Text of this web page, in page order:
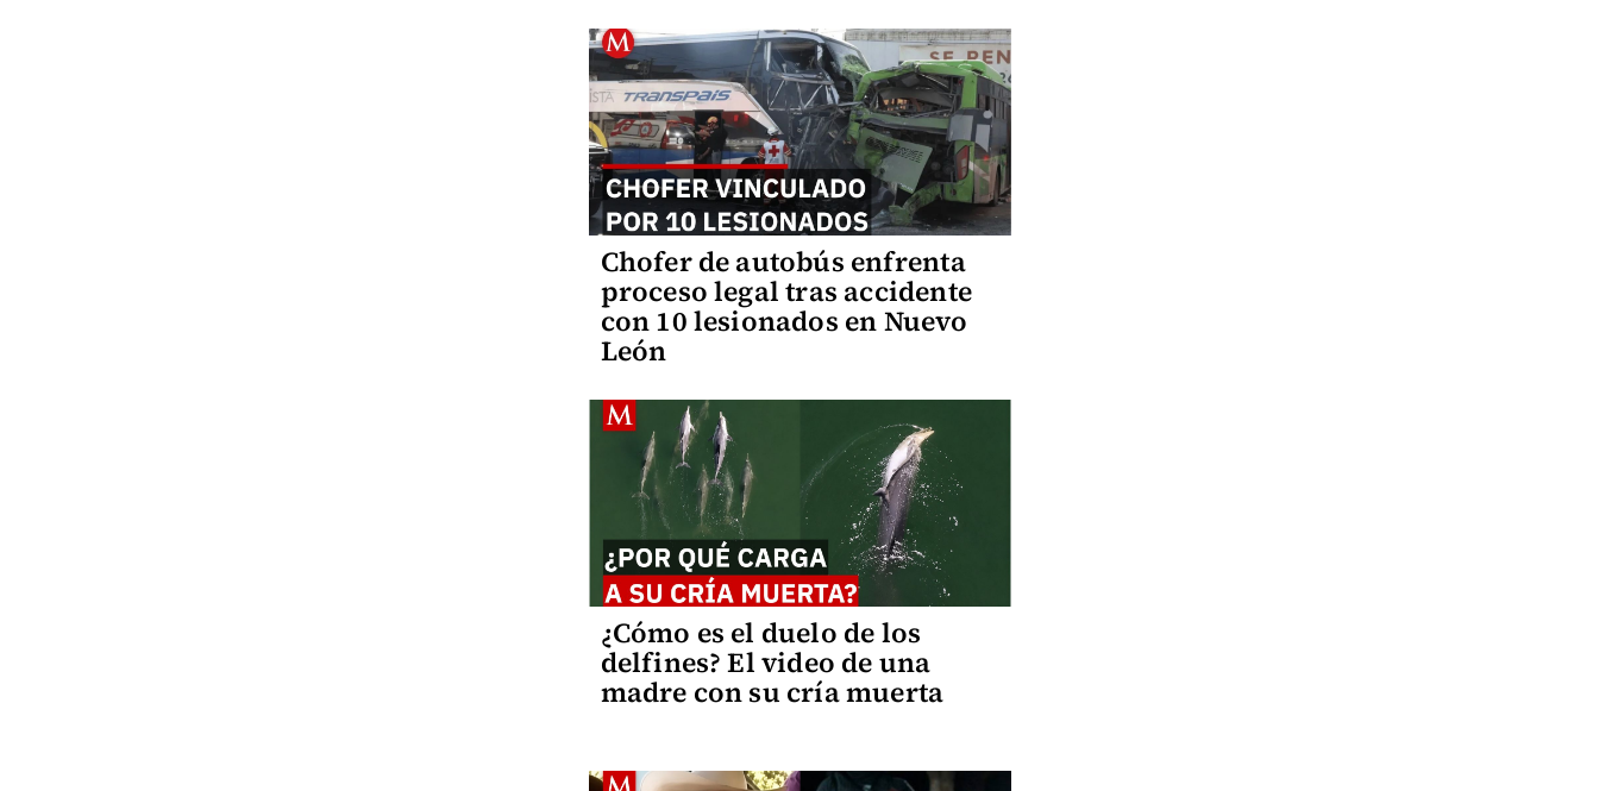
Chofer de autobús enfrenta
proceso legal tras accidente
con 10 lesionados en Nuevo
León
¿Cómo es el duelo de los
delfines? El video de una
madre con su cría muerta